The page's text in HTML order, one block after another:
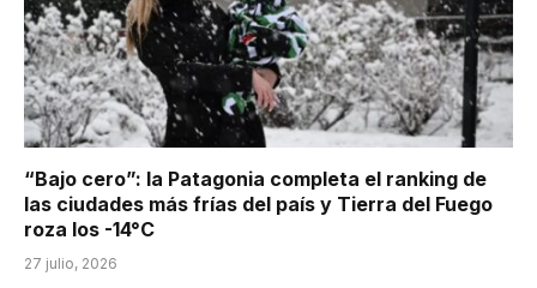
“Bajo cero”: la Patagonia completa el ranking de
las ciudades más frías del país y Tierra del Fuego
roza los -14°C
27 julio, 2026